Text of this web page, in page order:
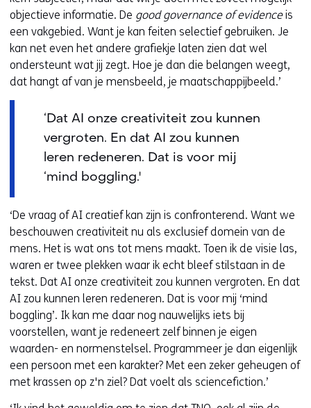
objectieve informatie. De good governance of evidenceis
een vakgebied. Want je kan feiten selectief gebruiken. Je
kan net even het andere grafiekje laten zien dat wel
ondersteunt wat jij zegt. Hoe je dan die belangen weegt,
dat hangt af van je mensbeeld, je maatschappijbeeld.’
‘Dat AI onze creativiteit zou kunnen
vergroten. En dat AI zou kunnen
leren redeneren. Dat is voor mij
‘mind boggling.'
‘De vraag of AI creatief kan zijn is confronterend. Want we
beschouwen creativiteit nu als exclusief domein van de
mens. Het is wat ons tot mens maakt. Toen ik de visie las,
waren er twee plekken waar ik echt bleef stilstaan in de
tekst. Dat AI onze creativiteit zou kunnen vergroten. En dat
AI zou kunnen leren redeneren. Dat is voor mij ‘mind
boggling’. Ik kan me daar nog nauwelijks iets bij
voorstellen, want je redeneert zelf binnen je eigen
waarden- en normenstelsel. Programmeer je dan eigenlijk
een persoon met een karakter? Met een zeker geheugen of
met krassen op z'n ziel? Dat voelt als sciencefiction.’